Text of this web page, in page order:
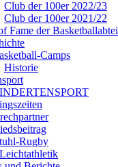
Club der 100er 2022/23
Club der 100er 2021/22
Fame der
Camps
Historie
Rugby